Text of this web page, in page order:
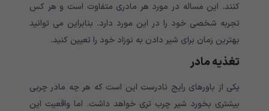
کنند. این مساله در مورد هر مادری متفاوت است و هر کس
تجربه شخصی خود را در این مورد دارد. بنابراین می توانید
بهترین زمان برای شیر دادن به نوزاد خود را تعیین کنید.
تغذیهمادر
یکی از باورهای رایج نادرست این است که هر چه مادر چربی
بیشتری بخورد شیر چرب تری خواهد داشت. اما واقعیت این